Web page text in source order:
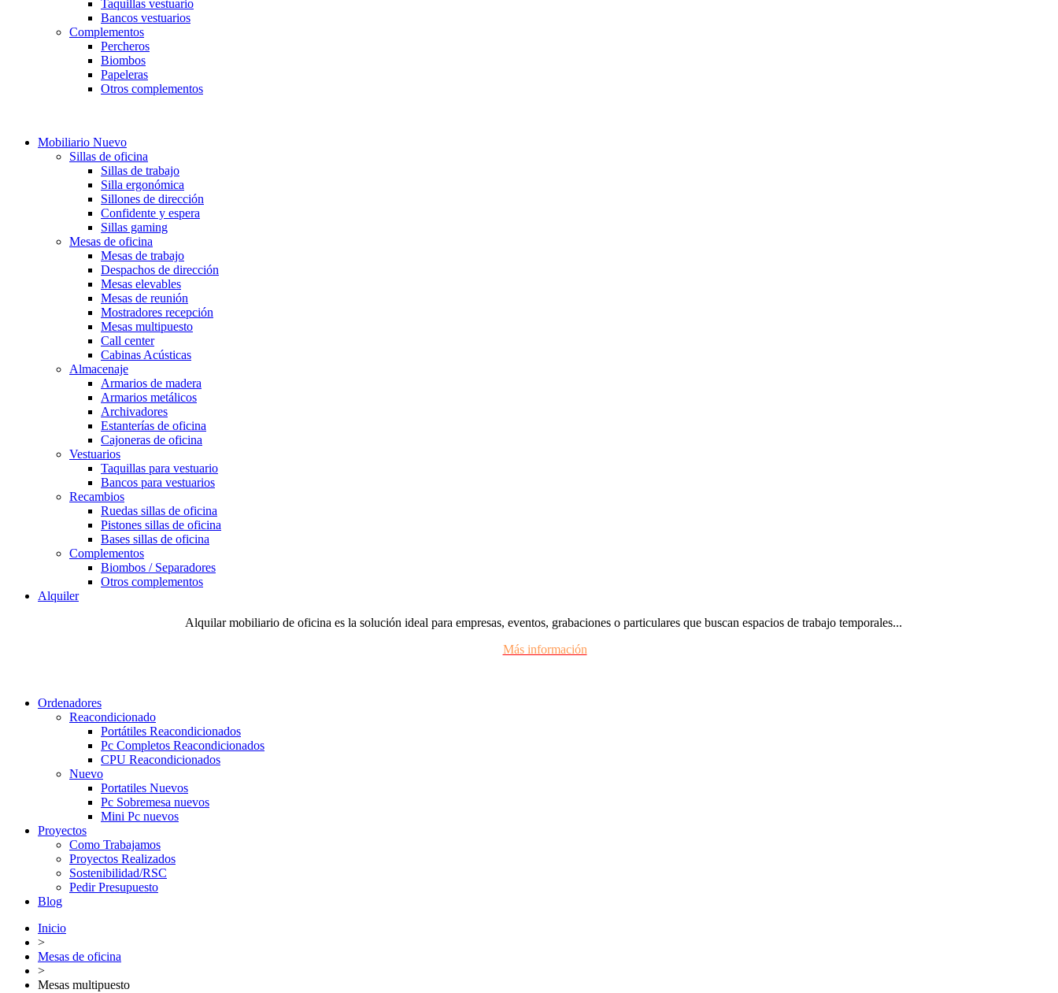
Taquillas vestuario
Bancos vestuarios
Complementos
Percheros
Biombos
Papeleras
Otros complementos
Mobiliario Nuevo
Sillas de oficina
Sillas de trabajo
Silla ergonómica
Sillones de dirección
Confidente y espera
Sillas gaming
Mesas de oficina
Mesas de trabajo
Despachos de dirección
Mesas elevables
Mesas de reunión
Mostradores recepción
Mesas multipuesto
Call center
Cabinas Acústicas
Almacenaje
Armarios de madera
Armarios metálicos
Archivadores
Estanterías de oficina
Cajoneras de oficina
Vestuarios
Taquillas para vestuario
Bancos para vestuarios
Recambios
Ruedas sillas de oficina
Pistones sillas de oficina
Bases sillas de oficina
Complementos
Biombos / Separadores
Otros complementos
Alquiler
Alquilar mobiliario de oficina es la solución ideal para empresas, eventos, grabaciones o particulares que buscan espacios de trabajo temporales...
Más información
Ordenadores
Reacondicionado
Portátiles Reacondicionados
Pc Completos Reacondicionados
CPU Reacondicionados
Nuevo
Portatiles Nuevos
Pc Sobremesa nuevos
Mini Pc nuevos
Proyectos
Como Trabajamos
Proyectos Realizados
Sostenibilidad/RSC
Pedir Presupuesto
Blog
Inicio
>
Mesas de oficina
>
Mesas multipuesto